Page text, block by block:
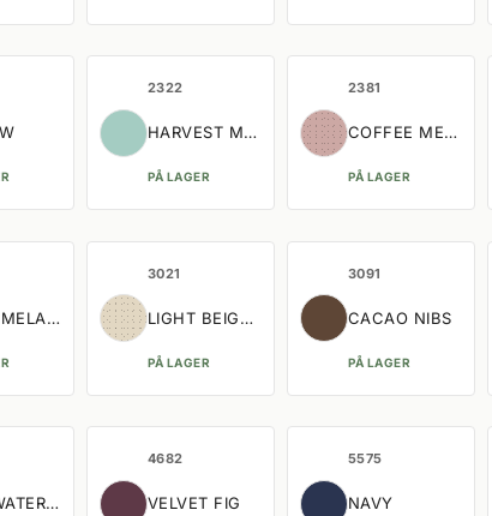
2322
HARVEST MOON
PÅ LAGER
2381
COFFEE MELANGE
PÅ LAGER
3021
LIGHT BEIGE MELANGE
PÅ LAGER
3091
CACAO NIBS
PÅ LAGER
MELANGE
4682
VELVET FIG
5575
NAVY